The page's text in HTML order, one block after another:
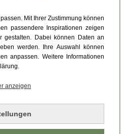
Mit Ihrer Zustimmung können
passendere Inspirationen zeigen
gestalten. Dabei können Daten an
werden. Ihre Auswahl können
anpassen. Weitere Informationen
anzeigen